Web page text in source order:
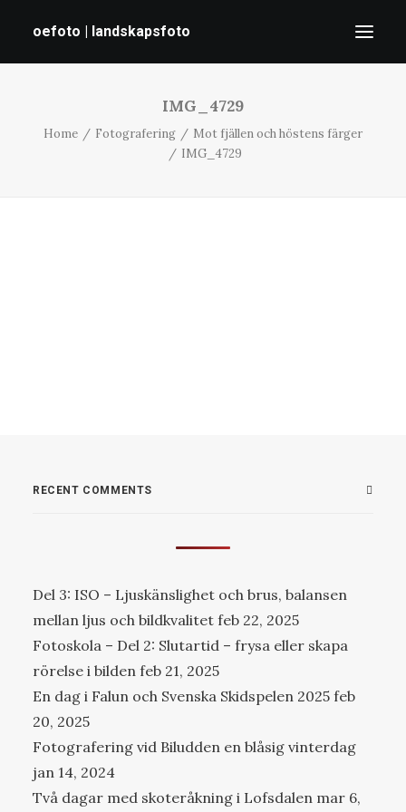
oefoto | landskapsfoto
GALLERI
IMG_4729
Home Fotografering
Mot fjällen och höstens färger
IMG_4729
RECENT COMMENTS
Del 3: ISO – Ljuskänslighet och brus, balansen
mellan ljus och bildkvalitet feb 22, 2025
Fotoskola – Del 2: Slutartid – frysa eller skapa
rörelse i bilden feb 21, 2025
En dag i Falun och Svenska Skidspelen 2025 feb
20, 2025
Fotografering vid Biludden en blåsig vinterdag
jan 14, 2024
Två dagar med skoteråkning i Lofsdalen mar 6,